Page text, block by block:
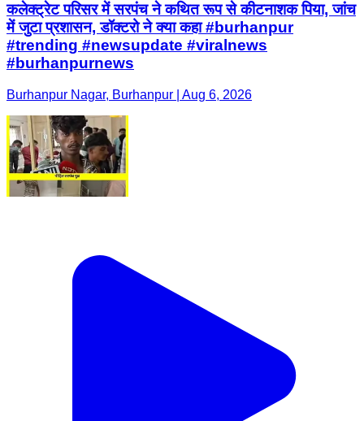
कलेक्ट्रेट परिसर में सरपंच ने कथित रूप से कीटनाशक पिया, जांच
में जुटा प्रशासन, डॉक्टरो ने क्या कहा #burhanpur
#trending #newsupdate #viralnews
#burhanpurnews
Burhanpur Nagar, Burhanpur | Aug 6, 2026